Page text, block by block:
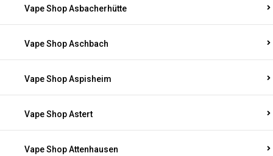
Vape Shop Asbacherhütte
Vape Shop Aschbach
Vape Shop Aspisheim
Vape Shop Astert
Vape Shop Attenhausen